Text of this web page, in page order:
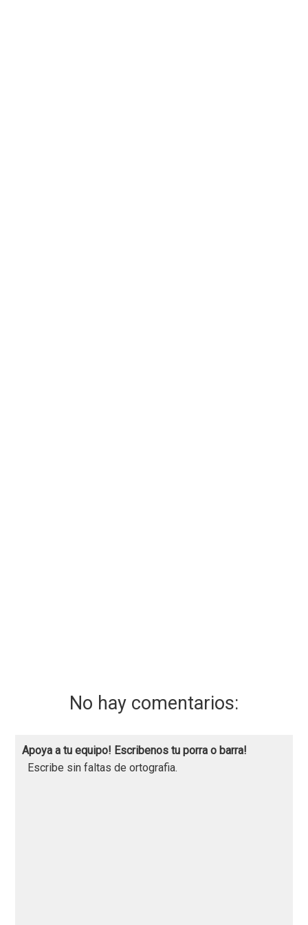
No hay comentarios:
Apoya a tu equipo! Escribenos tu porra o barra!
Escribe sin faltas de ortografia.